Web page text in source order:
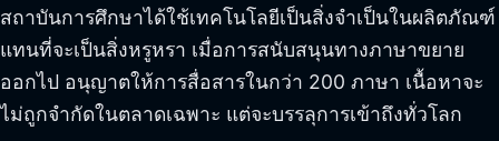
สถาบันการศึกษาได้ใช้เทคโนโลยีเป็นสิ่งจำเป็นในผลิตภัณฑ์
แทนที่จะเป็นสิ่งหรูหรา เมื่อการสนับสนุนทางภาษาขยาย
ออกไป อนุญาตให้การสื่อสารในกว่า 200 ภาษา เนื้อหาจะ
ไม่ถูกจำกัดในตลาดเฉพาะ แต่จะบรรลุการเข้าถึงทั่วโลก